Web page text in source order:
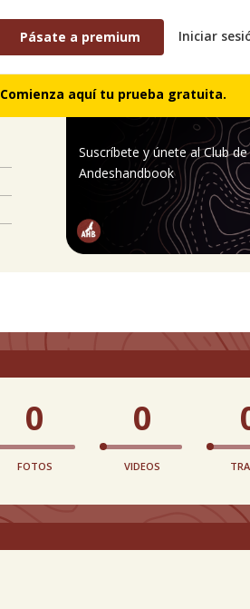
Pásate a premium Iniciar
Comienza aquí tu prueba gratuita.
Suscríbete y únete al Club
Andeshandbook
0
FOTOS
0
VIDEOS